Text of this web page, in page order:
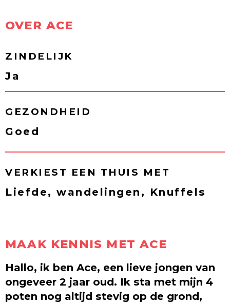
OVER ACE
ZINDELIJK
Ja
GEZONDHEID
Goed
VERKIEST EEN THUIS MET
Liefde, wandelingen, Knuffels
MAAK KENNIS MET ACE
Hallo, ik ben Ace, een lieve jongen van
ongeveer 2 jaar oud. Ik sta met mijn 4
poten nog altijd stevig op de grond,